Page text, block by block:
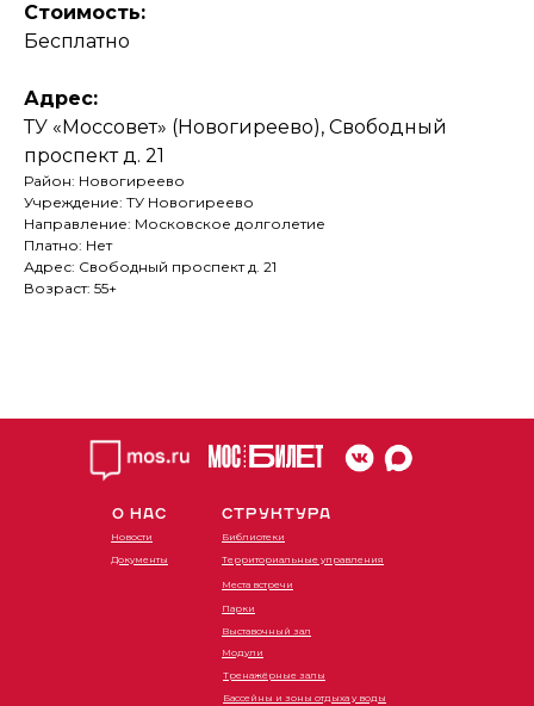
Стоимость:
Бесплатно
Адрес:
ТУ «Моссовет» (Новогиреево), Свободный
проспект д. 21
Район: Новогиреево
Учреждение: ТУ Новогиреево
Направление: Московское долголетие
Платно: Нет
Адрес: Свободный проспект д. 21
Возраст: 55+
О НАС
Новости
Документы
СТРУКТУРА
Библиотеки
Территориальные управления
Места встречи
Парки
Выставочный зал
Модули
Тренажёрные залы
Бассейны и зоны отдыха у воды